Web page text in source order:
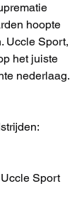
hoopte
Uccle Sport,
het juiste
nederlaag.
Sport